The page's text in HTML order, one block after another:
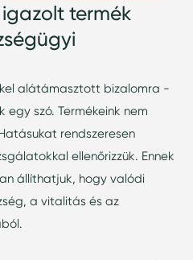
termék
alátámasztott bizalomra -
egy szó. Termékeink nem
rendszeresen
ellenőrizzük. Ennek
állíthatjuk, hogy valódi
a vitalitás és az